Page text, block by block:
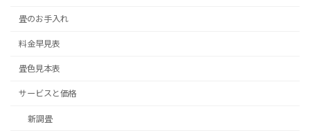
畳のお手入れ
料金早見表
畳色見本表
サービスと価格
新調畳